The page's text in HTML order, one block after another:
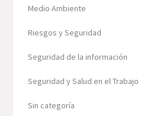
Medio Ambiente
Riesgos y Seguridad
Seguridad de la información
Seguridad y Salud en el Trabajo
Sin categoría